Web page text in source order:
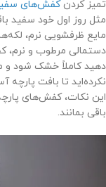
تمیز کردنکفش‌های
مثل روز اول خود سفید
مایع ظرفشویی نرم،
دستمالی مرطوب و نرم،
دهید کاملاً خشک شود و
نکرده‌اید تا بافت
این نکات، کفش‌های
باقی بمانند.